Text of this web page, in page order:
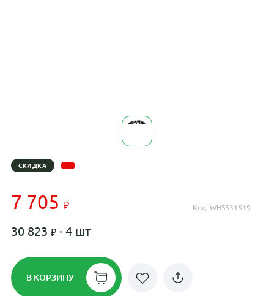
СКИДКА
7 705 Код: WHS531519
30 823 · 4 шт
В КОРЗИНУ